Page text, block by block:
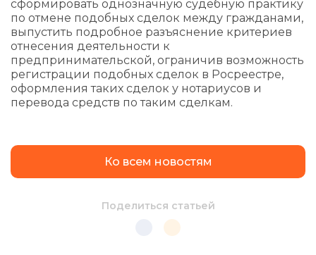
сформировать однозначную судебную практику
по отмене подобных сделок между гражданами,
выпустить подробное разъяснение критериев
отнесения деятельности к
предпринимательской, ограничив возможность
регистрации подобных сделок в Росреестре,
оформления таких сделок у нотариусов и
перевода средств по таким сделкам.
Ко всем новостям
Поделиться статьей